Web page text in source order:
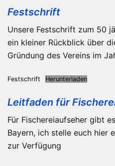
Festschrift
Unsere Festschrift zum 50
ein kleiner Rückblick über
Gründung des Vereins im
Festschrift Herunterladen
Leitfaden für
Für Fischereiaufseher gibt
Bayern, ich stelle euch hier
zur Verfügung